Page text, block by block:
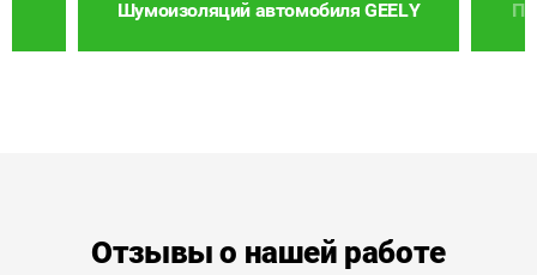
Шумоизоляций автомобиля GEELY
Отзывы о нашей работе